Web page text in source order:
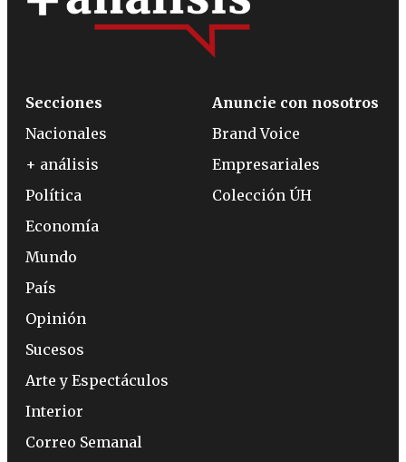
Secciones
Nacionales
+ análisis
Política
Economía
Mundo
País
Opinión
Sucesos
Arte y Espectáculos
Interior
Correo Semanal
Anuncie con nosotros
Brand Voice
Empresariales
Colección ÚH